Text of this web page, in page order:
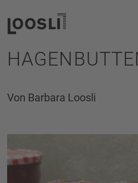
Von Barbara Loosli